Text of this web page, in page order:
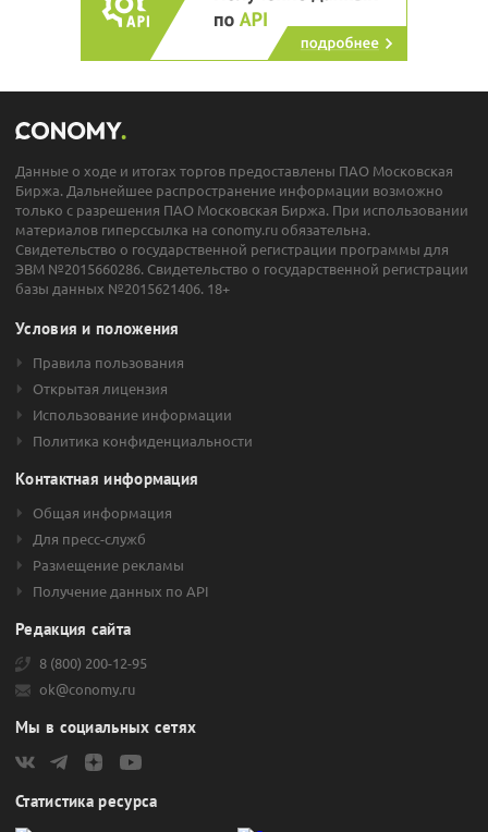
Данные о ходе и итогах торгов предоставлены ПАО Московская
Биржа. Дальнейшее распространение информации возможно
только с разрешения ПАО Московская Биржа. При использовании
материалов гиперссылка на conomy.ru обязательна.
Свидетельство о государственной регистрации программы для
ЭВМ №2015660286. Свидетельство о государственной регистрации
базы данных №2015621406. 18+
Условия и положения
Правила пользования
Открытая лицензия
Использование информации
Политика конфиденциальности
Контактная информация
Общая информация
Для пресс-служб
Размещение рекламы
Получение данных по API
Редакция сайта
8 (800) 200-12-95
ok@conomy.ru
Мы в социальных сетях
Статистика ресурса